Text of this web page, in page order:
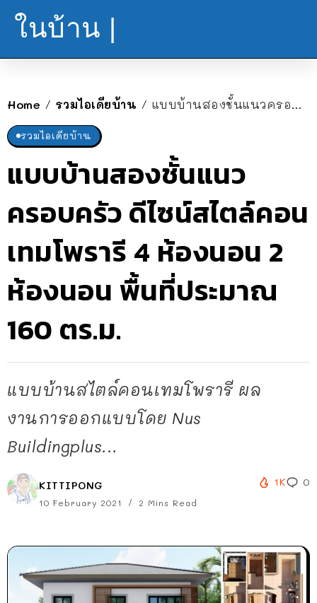
ในบ้าน |
Home / รวมไอเดียบ้าน / แบบบ้านสองชั้นแนวครอบครัว ดีไซน์สไตล์คอนเทมโพรารี 4 ห้องนอน 2 ห้องนอน พื้นที่ประมาณ 160 ตร.ม.
รวมไอเดียบ้าน
แบบบ้านสองชั้นแนว
ครอบครัว ดีไซน์สไตล์คอน
เทมโพรารี 4 ห้องนอน 2
ห้องนอน พื้นที่ประมาณ
160 ตร.ม.
แบบบ้านสไตล์คอนเทมโพรารี ผล
งานการออกแบบโดย Nus
Buildingplus...
KITTIPONG
10 February 2021 2 Mins Read
1K 0